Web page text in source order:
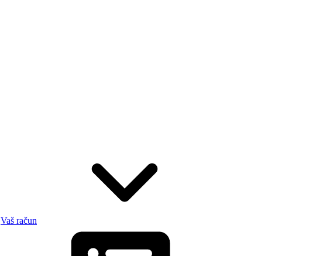
Vaš račun